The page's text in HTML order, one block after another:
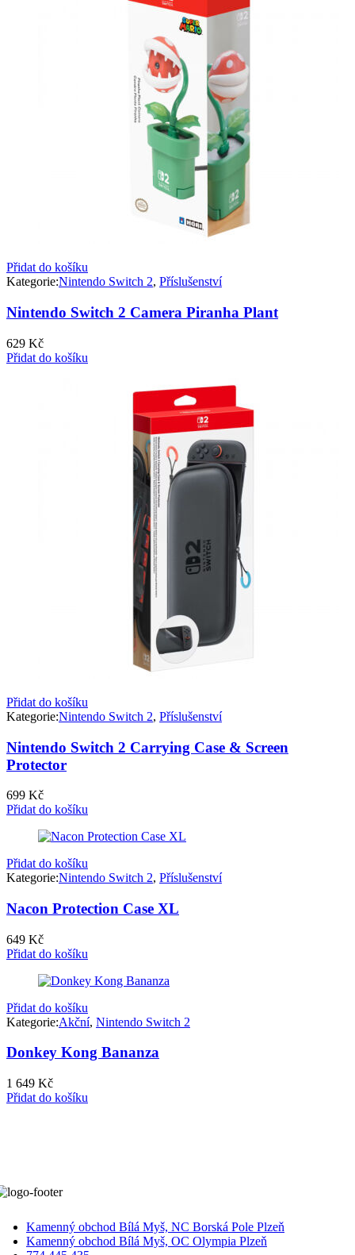
Přidat do košíku
Kategorie:Nintendo Switch 2, Příslušenství
Nintendo Switch 2 Camera Piranha Plant
629 Kč
Přidat do košíku
Přidat do košíku
Kategorie:Nintendo Switch 2, Příslušenství
Nintendo Switch 2 Carrying Case & Screen
Protector
699 Kč
Přidat do košíku
Přidat do košíku
Kategorie:Nintendo Switch 2, Příslušenství
Nacon Protection Case XL
649 Kč
Přidat do košíku
Přidat do košíku
Kategorie:Akční, Nintendo Switch 2
Donkey Kong Bananza
1 649 Kč
Přidat do košíku
Kamenný obchod Bílá Myš, NC Borská Pole Plzeň
Kamenný obchod Bílá Myš, OC Olympia Plzeň